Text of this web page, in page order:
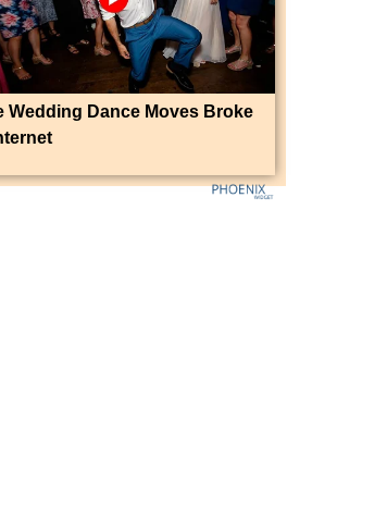
Wedding Dance Moves Broke